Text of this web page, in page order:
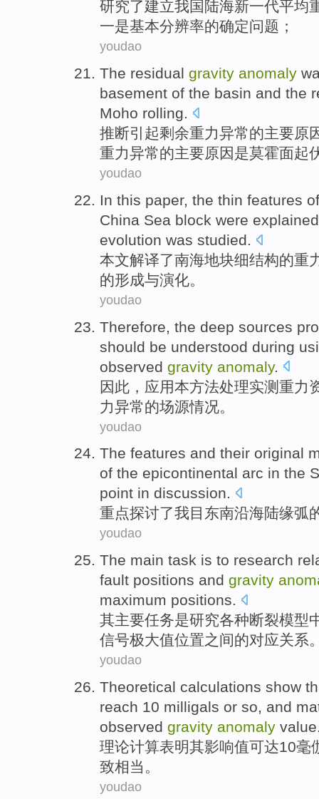
研究了建立我国 陆海新一代平均
一是基本分辨率的确定问题 ；
youdao
The residual gravity anomaly
basement of the basin and the
Moho rolling.
推断引起剩余重力异常的主要原
重力异常的主要原因是莫霍面起
youdao
In this paper, the thin features of
China Sea block were
evolution was studied.
本文解译了南海地块细结构的重
的形成与演化。
youdao
Therefore , the deep sources
should be understood during
observed gravity anomaly.
因此 ， 应用本方法处理实测 重力
力异常的场源情况。
youdao
The features and their original
of the epicontinental arc in the
point in discussion.
重点探讨了我目 东南沿海陆缘弧
youdao
The main task is to research
fault positions and gravity
maximum positions.
其主要任务是研究各种断裂模型
信号极大值位置之间的对应关系
youdao
Theoretical calculations show
reach 10 milligals or so, and
observed gravity anomaly value
理论计算表明其影响值可达10毫
致相当 。
youdao